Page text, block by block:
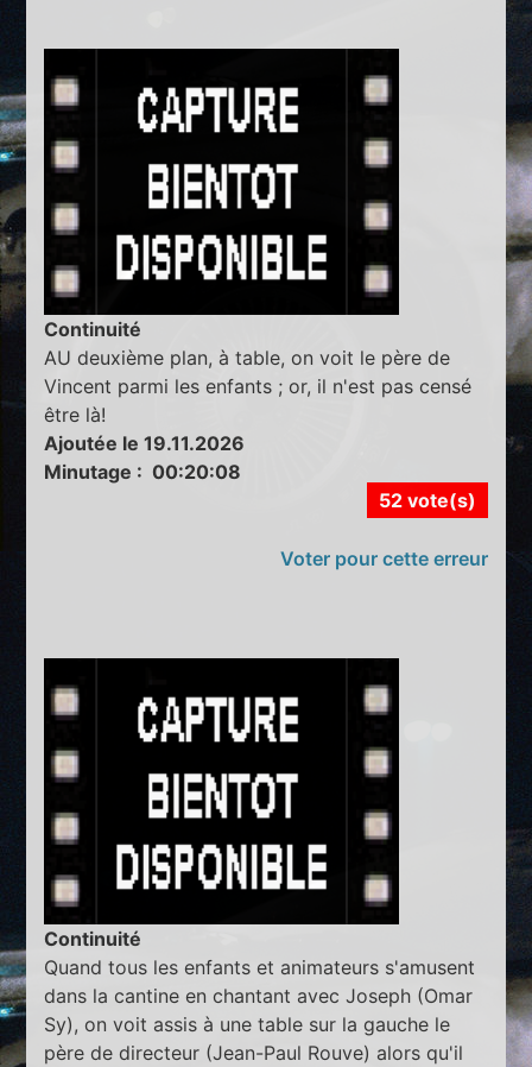
Continuité
AU deuxième plan, à table, on voit le père de
Vincent parmi les enfants ; or, il n'est pas censé
être là!
Ajoutée le 19.11.2026
Minutage : 00:20:08
52 vote(s)
Voter pour cette erreur
Continuité
Quand tous les enfants et animateurs s'amusent
dans la cantine en chantant avec Joseph (Omar
Sy), on voit assis à une table sur la gauche le
père de directeur (Jean-Paul Rouve) alors qu'il